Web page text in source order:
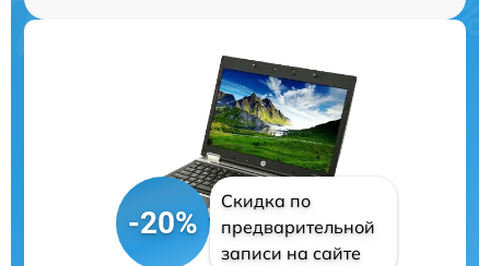
-20%
Скидка по
предварительной
записи на сайте